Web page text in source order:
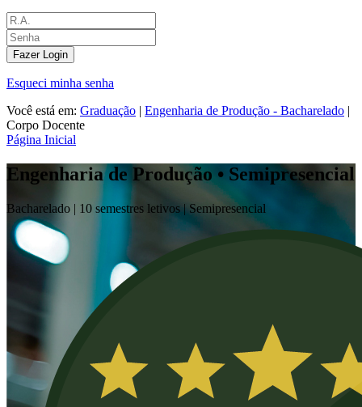
Fazer Login
Esqueci minha senha
Você está em: Graduação | Engenharia de Produção - Bacharelado |
Corpo Docente
Página Inicial
Engenharia de Produção • Semipresencial
Bacharelado | 10 semestres letivos |Semipresencial